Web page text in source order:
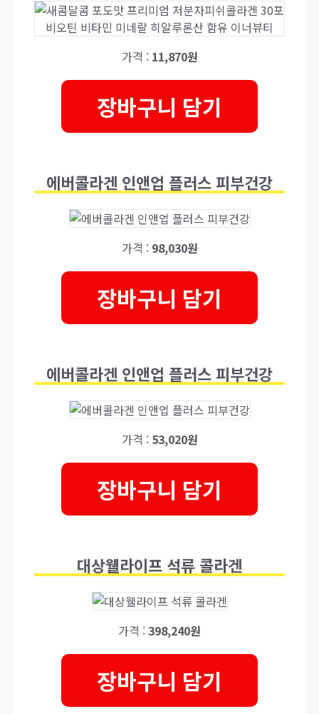
가격 : 11,870원
장바구니 담기
에버콜라겐 인앤업 플러스 피부건강
가격 : 98,030원
장바구니 담기
에버콜라겐 인앤업 플러스 피부건강
가격 : 53,020원
장바구니 담기
대상웰라이프 석류 콜라겐
가격 :398,240원
장바구니 담기